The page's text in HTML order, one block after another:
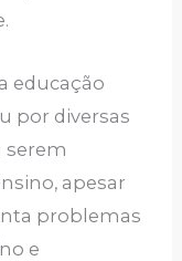
educação
por diversas
serem
apesar
problemas
e